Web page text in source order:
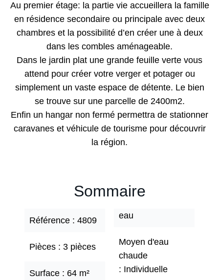
Au premier étage: la partie vie accueillera la famille
en résidence secondaire ou principale avec deux
chambres et la possibilité d’en créer une à deux
dans les combles aménageable.
Dans le jardin plat une grande feuille verte vous
attend pour créer votre verger et potager ou
simplement un vaste espace de détente. Le bien
se trouve sur une parcelle de 2400m2.
Enfin un hangar non fermé permettra de stationner
caravanes et véhicule de tourisme pour découvrir
la région.
Sommaire
Référence 4809
Pièces 3 pièces
Surface 64 m²
eau
Moyen d'eau
chaude
Individuelle